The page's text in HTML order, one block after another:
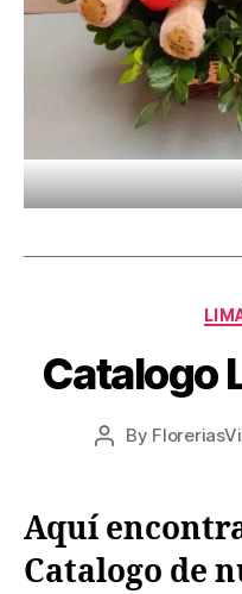
Catalogo
Post
By
Aquí
Catalogo de